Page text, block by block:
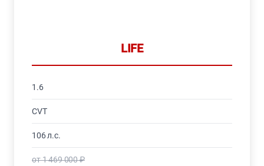
LIFE
1.6
CVT
106 л.с.
от 1 469 000 ₽